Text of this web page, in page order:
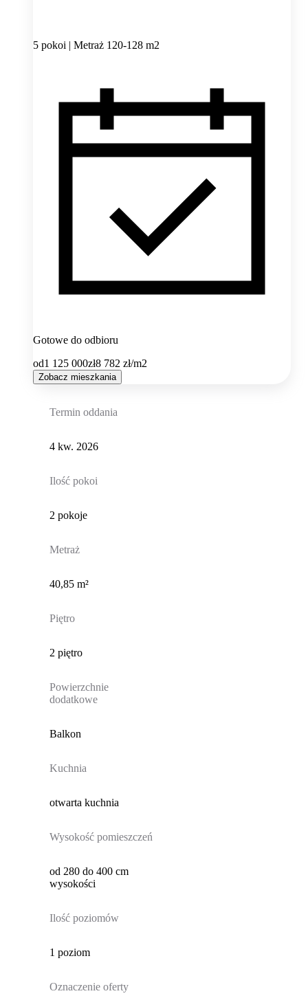
5 pokoi | Metraż 120-128 m2
Gotowe do odbioru
od1 125 000zł8 782 zł/m2
Zobacz mieszkania
Termin oddania
4 kw. 2026
Ilość pokoi
2 pokoje
Metraż
40,85 m²
Piętro
2 piętro
Powierzchnie
dodatkowe
Balkon
Kuchnia
otwarta kuchnia
Wysokość pomieszczeń
od 280 do 400 cm
wysokości
Ilość poziomów
1 poziom
Oznaczenie oferty